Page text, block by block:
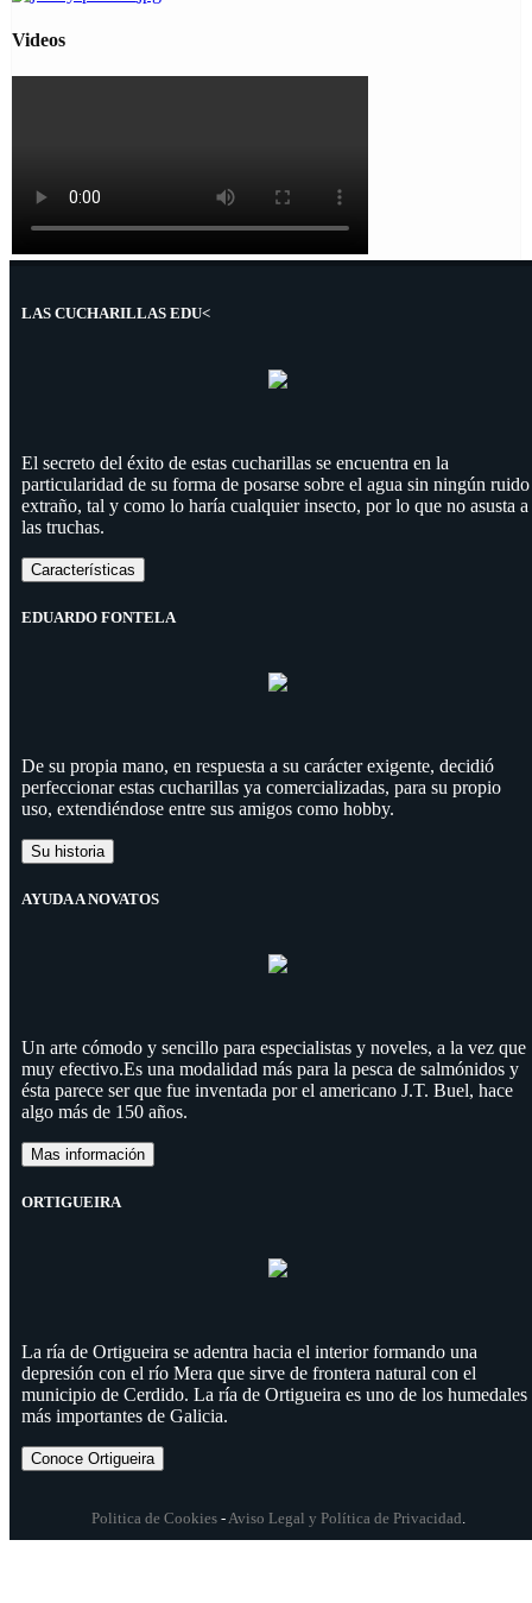
Videos
LAS CUCHARILLAS EDU<
El secreto del éxito de estas cucharillas se encuentra en la
particularidad de su forma de posarse sobre el agua sin ningún ruido
extraño, tal y como lo haría cualquier insecto, por lo que no asusta a
las truchas.
Características
EDUARDO FONTELA
De su propia mano, en respuesta a su carácter exigente, decidió
perfeccionar estas cucharillas ya comercializadas, para su propio
uso, extendiéndose entre sus amigos como hobby.
Su historia
AYUDA A NOVATOS
Un arte cómodo y sencillo para especialistas y noveles, a la vez que
muy efectivo.Es una modalidad más para la pesca de salmónidos y
ésta parece ser que fue inventada por el americano J.T. Buel, hace
algo más de 150 años.
Mas información
ORTIGUEIRA
La ría de Ortigueira se adentra hacia el interior formando una
depresión con el río Mera que sirve de frontera natural con el
municipio de Cerdido. La ría de Ortigueira es uno de los humedales
más importantes de Galicia.
Conoce Ortigueira
Politica de Cookies- Aviso Legal y Política de Privacidad